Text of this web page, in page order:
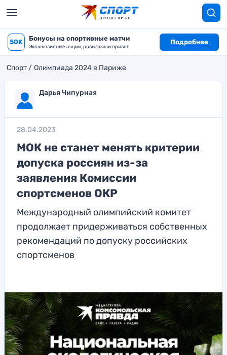
50K Бонусы на спортивные матчи
Эксклюзивные акции, розыгрыши призов
Подробнее
Спорт Олимпиада 2024 в Париже
Дарья Чипурная
28.04.2023
МОК не станет менять критерии
допуска россиян из-за
заявления Комиссии
спортсменов ОКР
Международный олимпийский комитет
продолжает придерживаться собственных
рекомендаций по допуску российских
спортсменов